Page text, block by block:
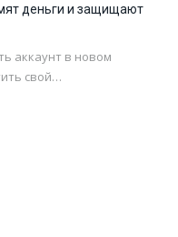
деньги и защищают
аккаунт в новом
свой…